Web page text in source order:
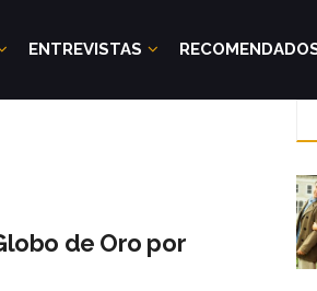
ENTREVISTAS
de Oro por